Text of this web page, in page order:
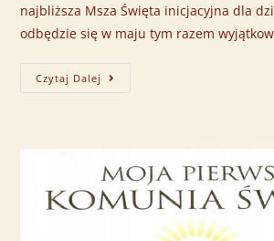
najbliższa Msza Święta inicjacyjna dla
odbędzie się w maju tym razem
Czytaj Dalej